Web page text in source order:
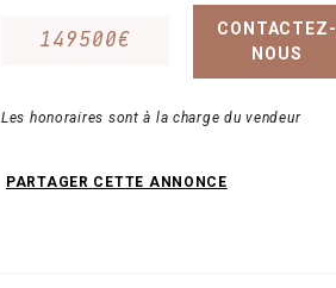
149500€
CONTACTEZ-
NOUS
Les honoraires sont à la charge du vendeur